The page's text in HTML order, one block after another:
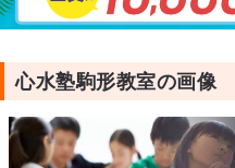
心水塾駒形教室の画像